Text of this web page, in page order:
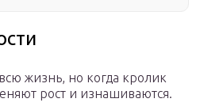
жизнь, но когда кролик
рост и изнашиваются.